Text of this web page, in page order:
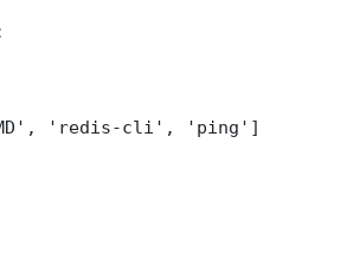
'redis-cli', 'ping']